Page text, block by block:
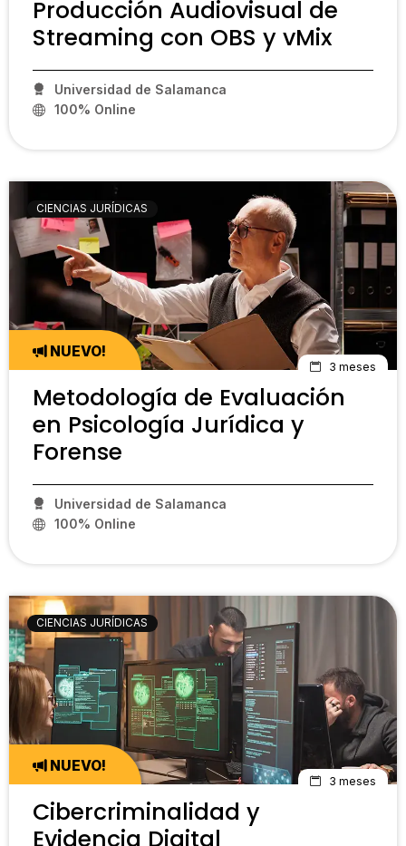
Producción Audiovisual de
Streaming con OBS y vMix
Universidad de Salamanca
100% Online
CIENCIAS JURÍDICAS
NUEVO!
3 meses
Metodología de Evaluación
en Psicología Jurídica y
Forense
Universidad de Salamanca
100% Online
CIENCIAS JURÍDICAS
NUEVO!
3 meses
Cibercriminalidad y
Evidencia Digital